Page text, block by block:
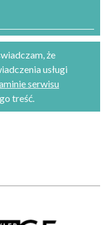
że
usługi
serwisu
treść.